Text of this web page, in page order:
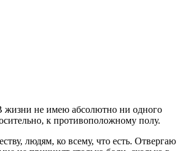
жизни не имею абсолютно ни одного
к противоположному полу.
людям, ко всему, что есть. Отвергаю